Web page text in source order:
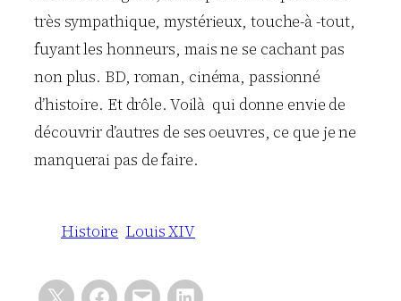
très sympathique, mystérieux, touche-à -tout,
fuyant les honneurs, mais ne se cachant pas
non plus. BD, roman, cinéma, passionné
d’histoire. Et drôle. Voilà qui donne envie de
découvrir d’autres de ses oeuvres, ce que je ne
manquerai pas de faire.
Histoire Louis XIV